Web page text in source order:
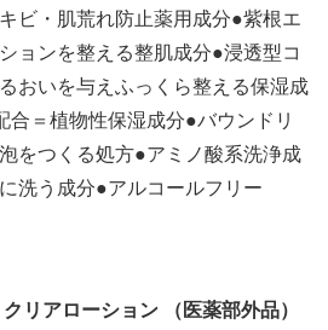
ビ・肌荒れ防止薬用成分●紫根エ
ョンを整える整肌成分●浸透型コ
おいを与えふっくら整える保湿成
＝植物性保湿成分●バウンドリ
をつくる処方●アミノ酸系洗浄成
洗う成分●アルコールフリー
リアローション （医薬部外品）